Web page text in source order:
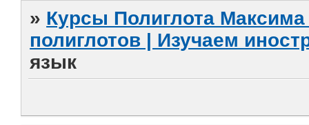
» Курсы Полиглота
полиглотов | Изучаем
язык